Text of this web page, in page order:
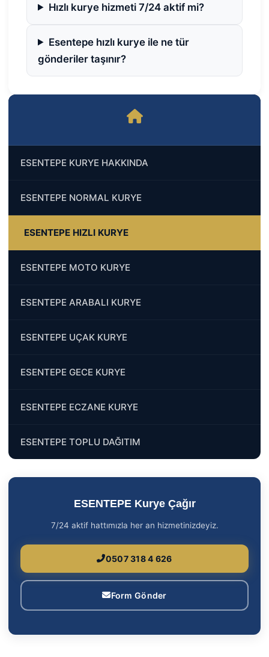
ESENTEPE KURYE HAKKINDA
ESENTEPE NORMAL KURYE
ESENTEPE HIZLI KURYE
ESENTEPE MOTO KURYE
ESENTEPE ARABALI KURYE
ESENTEPE UÇAK KURYE
ESENTEPE GECE KURYE
ESENTEPE ECZANE KURYE
ESENTEPE TOPLU DAĞITIM
ESENTEPE Kurye Çağır
7/24 aktif hattımızla her an hizmetinizdeyiz.
0507 318 4 626
Form Gönder
Hızlı kurye hizmeti 7/24 aktif mi?
Esentepe hızlı kurye ile ne tür
gönderiler taşınır?